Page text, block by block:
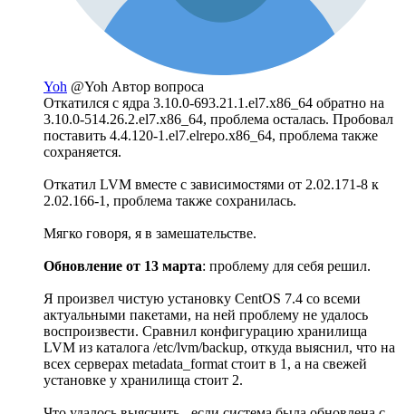
Yoh @Yoh Автор вопроса
Откатился с ядра 3.10.0-693.21.1.el7.x86_64 обратно на
3.10.0-514.26.2.el7.x86_64, проблема осталась. Пробовал
поставить 4.4.120-1.el7.elrepo.x86_64, проблема также
сохраняется.
Откатил LVM вместе с зависимостями от 2.02.171-8 к
2.02.166-1, проблема также сохранилась.
Мягко говоря, я в замешательстве.
Обновление от 13 марта: проблему для себя решил.
Я произвел чистую установку CentOS 7.4 со всеми
актуальными пакетами, на ней проблему не удалось
воспроизвести. Сравнил конфигурацию хранилища
LVM из каталога /etc/lvm/backup, откуда выяснил, что на
всех серверах metadata_format стоит в 1, а на свежей
установке у хранилища стоит 2.